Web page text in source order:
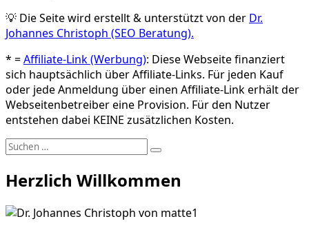
💡 Die Seite wird erstellt & unterstützt von der Dr.
Johannes Christoph (SEO Beratung).
* =Affiliate-Link (Werbung): Diese Webseite finanziert
sich hauptsächlich über Affiliate-Links. Für jeden Kauf
oder jede Anmeldung über einen Affiliate-Link erhält der
Webseitenbetreiber eine Provision. Für den Nutzer
entstehen dabei KEINE zusätzlichen Kosten.
Suchen
Suchen
Herzlich Willkommen